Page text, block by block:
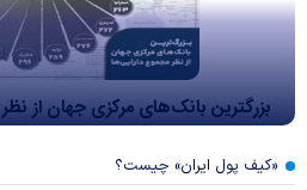
بزرگترین بانک‌های مرکزی جهان از
«کیف پول ایران» چیست؟